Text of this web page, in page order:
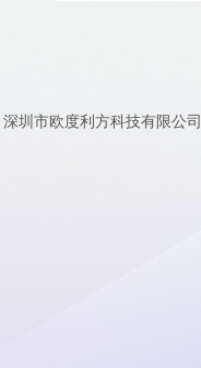
深圳市欧度利方科技有限公司